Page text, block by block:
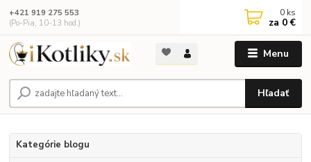
Menu
Hľadať
+421 919 275 553
(Po-Pia, 10-13 hod.)
0 ks
za 0 €
Kategórie blogu